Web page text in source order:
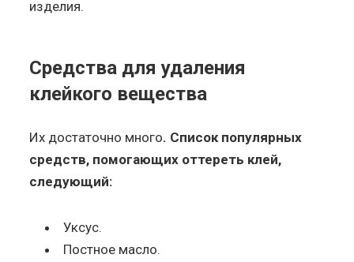
изделия.
Средства для удаления
клейкого вещества
Их достаточно много. Список популярных
средств, помогающих оттереть клей,
следующий:
Уксус.
Постное масло.